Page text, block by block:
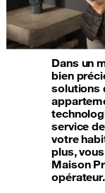
Dans un
bien
solutions
service
votre
plus,
Maison
opérateur.